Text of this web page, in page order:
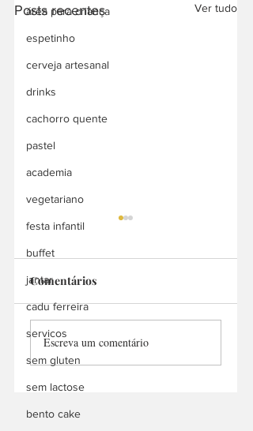
área para criança
espetinho
cerveja artesanal
drinks
cachorro quente
pastel
academia
vegetariano
festa infantil
buffet
jantar
cadu ferreira
servicos
sem gluten
sem lactose
bento cake
Posts recentes Ver tudo
Boa Pizza & Batata
Comentários
Escreva um comentário